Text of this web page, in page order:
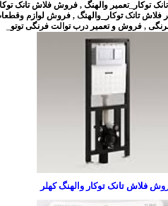
توکار_تعمیر والهنگ ,فروش فلاش تانک
فلاش تانک توکار_والهنگ ,فروش لوازم
,فروش و تعمیر درب توالت فرنگی توتو_
فلاش تانک توکار والهنگ کهلر